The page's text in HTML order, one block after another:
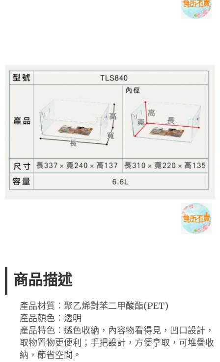
商品描述
產品材質：聚乙烯對苯二甲酸酯(PET)
產品顏色：透明
產品特色：透色收納，內容物看得見，凹口設計，
取物置物更便利；手把設計，方便拿取，可堆疊收
納，節省空間。